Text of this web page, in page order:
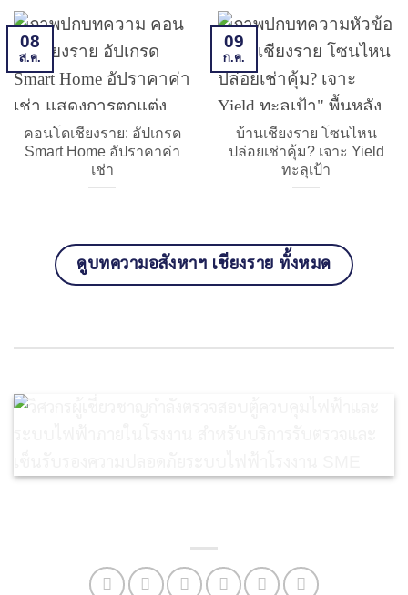
คอนโดเชียงราย: อัปเกรด
Smart Home อัปราคาค่า
เช่า
08
ส.ค.
บ้านเชียงราย โซนไหน
ปล่อยเช่าคุ้ม? เจาะ Yield
ทะลุเป้า
09
ก.ค.
ดูบทความอสังหาฯ เชียงราย ทั้งหมด